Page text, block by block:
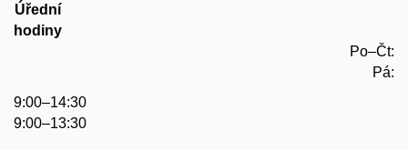
Úřední
hodiny
Po–Čt:
Pá:
9:00–14:30
9:00–13:30